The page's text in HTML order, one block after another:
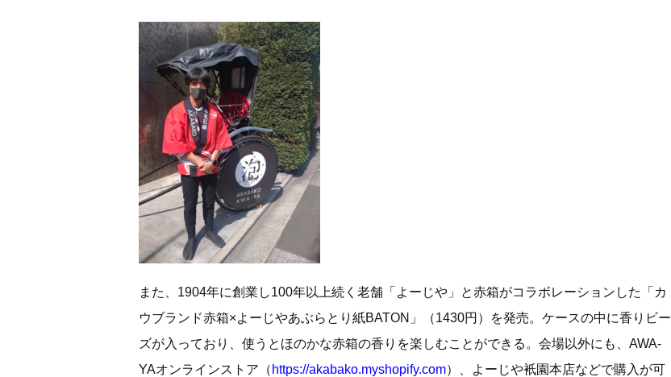
また、1904年に創業し100年以上続く老舗「よーじや」と⾚箱がコラボレーションした「カ
ウブランド⾚箱×よーじやあぶらとり紙BATON」（1430円）を発売。ケースの中に香りビー
ズが入っており、使うとほのかな⾚箱の香りを楽しむことができる。会場以外にも、AWA-
YAオンラインストア（ https://akabako.myshopify.com）、よーじや衹園本店などで購入が可